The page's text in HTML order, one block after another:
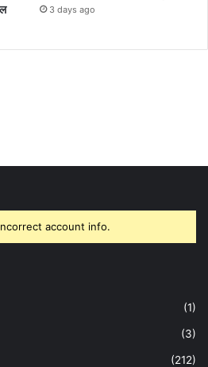
3 days ago
account info.
(1)
(3)
(212)